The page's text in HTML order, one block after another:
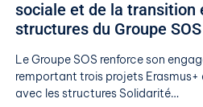
sociale et de la transition
structures du Groupe
Le Groupe SOS renforce son
remportant trois projets
avec les structures Solidarité…